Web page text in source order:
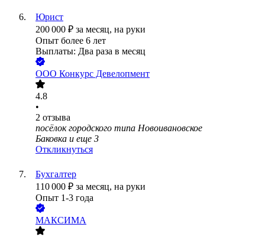
Юрист
200 000 ₽ за месяц, на руки
Опыт более 6 лет
Выплаты: Два раза в месяц
ООО Конкурс Девелопмент
4.8
•
2 отзыва
посёлок городского типа Новоивановское
Баковка и еще 3
Откликнуться
Бухгалтер
110 000 ₽ за месяц, на руки
Опыт 1-3 года
МАКСИМА